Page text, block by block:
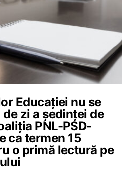
Educației nu se
zi a ședinței de
PNL-PSD-
ca termen 15
o primă lectură pe